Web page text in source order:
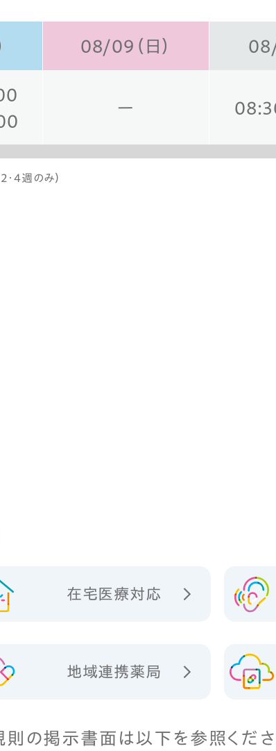
08/09（日） 08/
ー
4週のみ）
在宅医療対応
地域連携薬局
の掲示書面は以下を参照くださ